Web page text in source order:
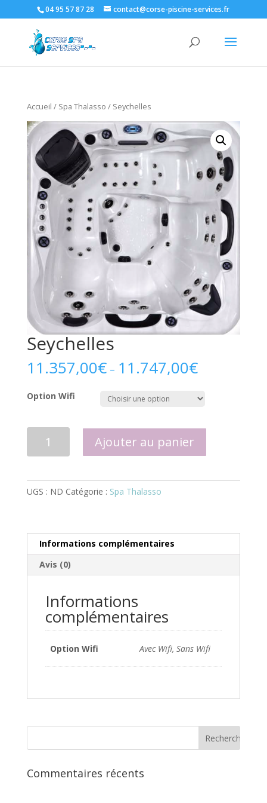
04 95 57 87 28 contact@corse-piscine-services.fr
Accueil / Spa Thalasso / Seychelles
Seychelles
11.357,00€– 11.747,00€
Option Wifi
Ajouter au panier
UGS : ND Catégorie : Spa Thalasso
Informations complémentaires
Avis (0)
Informations
complémentaires
Option Wifi Avec Wifi, Sans Wifi
Commentaires récents